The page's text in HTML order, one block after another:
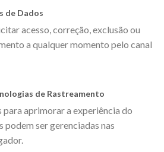
de Dados
acesso, correção, exclusão ou
a qualquer momento pelo canal
de Rastreamento
aprimorar a experiência do
podem ser gerenciadas nas